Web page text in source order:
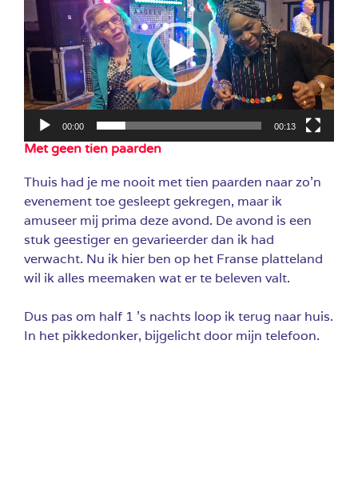
00:00 00:13
Met geen tien paarden
Thuis had je me nooit met tien paarden naar zo’n
evenement toe gesleept gekregen, maar ik
amuseer mij prima deze avond. De avond is een
stuk geestiger en gevarieerder dan ik had
verwacht. Nu ik hier ben op het Franse platteland
wil ik alles meemaken wat er te beleven valt.
Dus pas om half 1 ’s nachts loop ik terug naar huis.
In het pikkedonker, bijgelicht door mijn telefoon.